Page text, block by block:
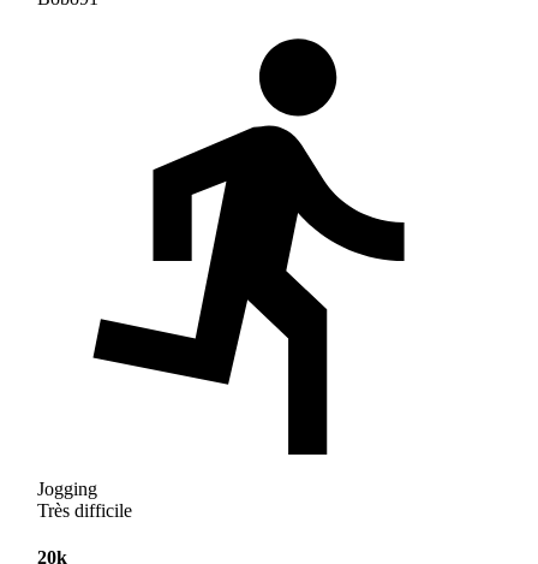
Jogging
Très difficile
20k